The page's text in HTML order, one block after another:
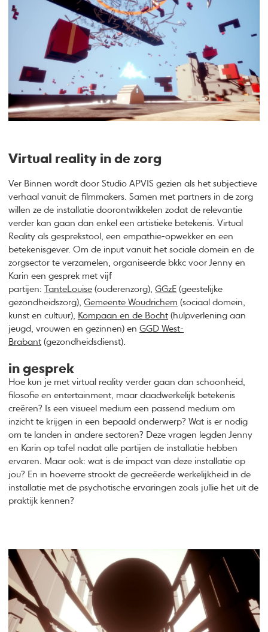
Virtual reality in de zorg
Ver Binnen wordt door Studio APVIS gezien als het subjectieve
verhaal vanuit de filmmakers. Samen met partners in de zorg
willen ze de installatie doorontwikkelen zodat de relevantie
verder kan gaan dan enkel een artistieke betekenis. Virtual
Reality als gesprekstool, een empathie-opwekker en een
betekenisgever. Om de input vanuit het sociale domein en de
zorgsector te verzamelen, organiseerde bkkc voor Jenny en
Karin een gesprek met vijf
partijen:
TanteLouise (ouderenzorg),GGzE (geestelijke
gezondheidszorg),Gemeente Woudrichem (sociaal domein,
kunst en cultuur), Kompaan en de Bocht (hulpverlening aan
jeugd, vrouwen en gezinnen) enGGD West-
Brabant (gezondheidsdienst).
in gesprek
Hoe kun je met virtual reality verder gaan dan schoonheid,
filosofie en entertainment, maar daadwerkelijk betekenis
creëren? Is een visueel medium een passend medium om
inzicht te krijgen in een bepaald onderwerp? Wat is er nodig
om te landen in andere sectoren? Deze vragen legden Jenny
en Karin op tafel nadat alle partijen de installatie hebben
ervaren. Maar ook: wat is de impact van deze installatie op
jou? En in hoeverre strookt de gecreëerde werkelijkheid in de
installatie met de psychotische ervaringen zoals jullie het uit de
praktijk kennen?